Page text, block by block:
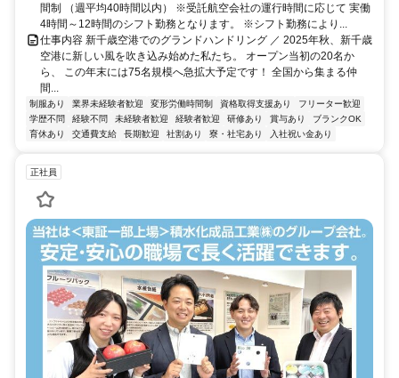
間：約 70～90分／苫小牧、旭川、帯広、函館方面からも直行バスあ
り
間制 （週平均40時間以内） ※受託航空会社の運行時間に応じて 実働
4時間～12時間のシフト勤務となります。 ※シフト勤務により...
仕事内容 新千歳空港でのグランドハンドリング ／ 2025年秋、新千歳
空港に新しい風を吹き込み始めた私たち。 オープン当初の20名か
ら、 この年末には75名規模へ急拡大予定です！ 全国から集まる仲
間...
制服あり 業界未経験者歓迎 変形労働時間制 資格取得支援あり
フリーター歓迎
学歴不問
経験不問 未経験者歓迎 経験者歓迎 研修あり 賞与あり
ブランクOK
育休あり
交通費支給 長期歓迎 社割あり 寮・社宅あり 入社祝い金あり
正社員